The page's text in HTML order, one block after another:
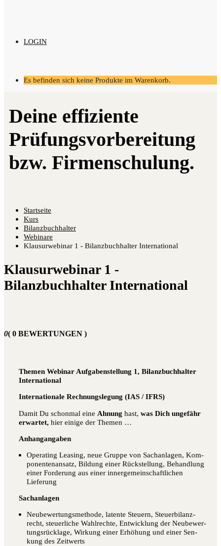
LOGIN
Es befinden sich keine Produkte im Warenkorb.
Startseite
Kurs
Bilanzbuchhalter
Webinare
Klausurwebinar 1 - Bilanzbuchhalter International
Klausurwebinar 1 -
Bilanzbuchhalter International
0( 0 BEWERTUNGEN )
The­men Web­i­nar Auf­ga­ben­stel­lung 1, Bilanz­buch­hal­ter
International
Inter­na­tio­na­le Rech­nungs­le­gung (IAS / IFRS)
Damit Du schon­mal eine Ahnung hast, was Dich unge­fähr
erwar­tet, hier eini­ge der Themen …
Anhan­g­an­ga­ben
Ope­ra­ting Lea­sing, neue Grup­pe von Sach­an­la­gen, Kom­
po­nen­ten­an­satz, Bil­dung einer Rück­stel­lung, Behand­lung
einer For­de­rung aus einer inner­ge­mein­schaft­li­chen
Lieferung
Sach­an­la­gen
Neu­be­wer­tungs­me­tho­de, laten­te Steu­ern, Steu­er­bi­lanz­
recht, steu­er­li­che Wahl­rech­te, Ent­wick­lung der Neu­be­wer­
tungs­rück­la­ge, Wir­kung einer Erhö­hung und einer Sen­
kung des Zeitwerts